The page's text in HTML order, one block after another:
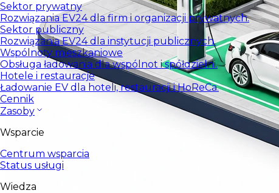
Sektor prywatny
Rozwiązania EV24 dla firm i organizacji prywatnych.
Sektor publiczny
Rozwiązania EV24 dla instytucji publicznych.
Wspólnoty mieszkaniowe
Obsługa ładowania dla wspólnot i spółdzielni.
Hotele i restauracje
Ładowanie EV dla hoteli, restauracji i HoReCa.
Cennik
Zasoby
Wsparcie
Centrum wsparcia
Status usługi
Wiedza